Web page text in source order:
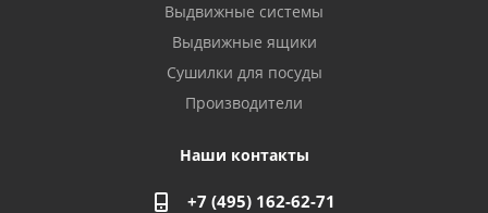
Выдвижные системы
Выдвижные ящики
Сушилки для посуды
Производители
Наши контакты
+7 (495) 162-62-71